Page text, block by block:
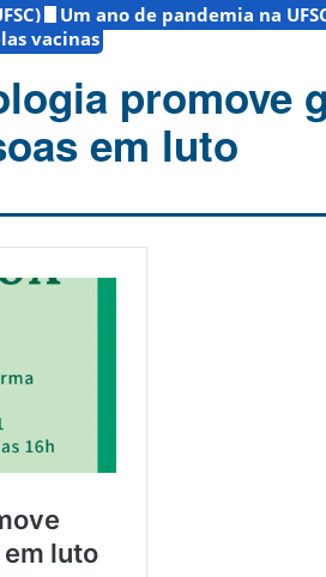
Um ano de pandemia na
vacinas
promove
em luto